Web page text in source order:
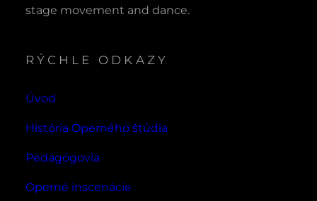
stage movement and dance.
RÝCHLE ODKAZY
Úvod
História Operného štúdia
Pedagógovia
Operné inscenácie